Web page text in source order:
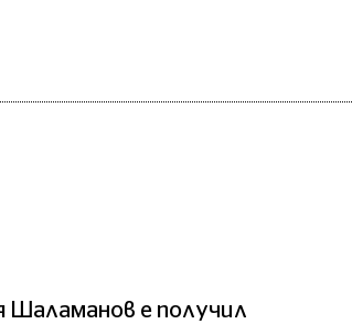
Шаламанов е получил